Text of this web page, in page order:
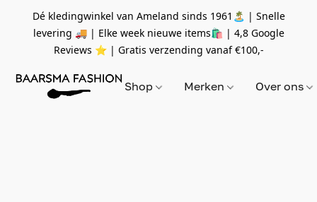
Dé kledingwinkel van Ameland sinds 1961🏝 | Snelle
levering 🚚 | Elke week nieuwe items🛍 | 4,8 Google
Reviews ⭐️ | Gratis verzending vanaf€100,-
Shop Merken Over ons